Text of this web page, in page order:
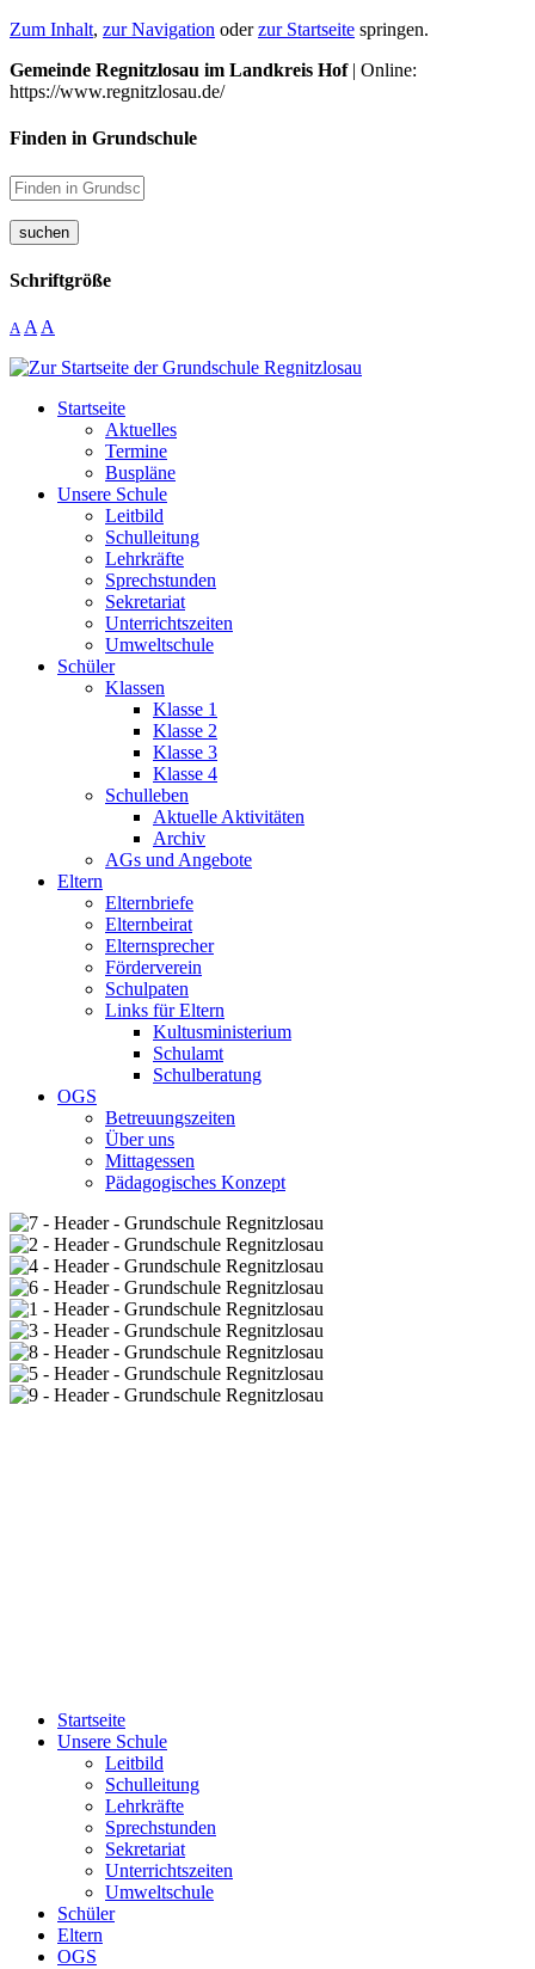
Zum Inhalt, zur Navigation oderzur Startseite springen.
Gemeinde Regnitzlosau im Landkreis Hof| Online:
https://www.regnitzlosau.de/
Finden in Grundschule
suchen
Schriftgröße
A A A
Startseite
Aktuelles
Termine
Buspläne
Unsere Schule
Leitbild
Schulleitung
Lehrkräfte
Sprechstunden
Sekretariat
Unterrichtszeiten
Umweltschule
Schüler
Klassen
Klasse 1
Klasse 2
Klasse 3
Klasse 4
Schulleben
Aktuelle Aktivitäten
Archiv
AGs und Angebote
Eltern
Elternbriefe
Elternbeirat
Elternsprecher
Förderverein
Schulpaten
Links für Eltern
Kultusministerium
Schulamt
Schulberatung
OGS
Betreuungszeiten
Über uns
Mittagessen
Pädagogisches Konzept
Startseite
Unsere Schule
Leitbild
Schulleitung
Lehrkräfte
Sprechstunden
Sekretariat
Unterrichtszeiten
Umweltschule
Schüler
Eltern
OGS